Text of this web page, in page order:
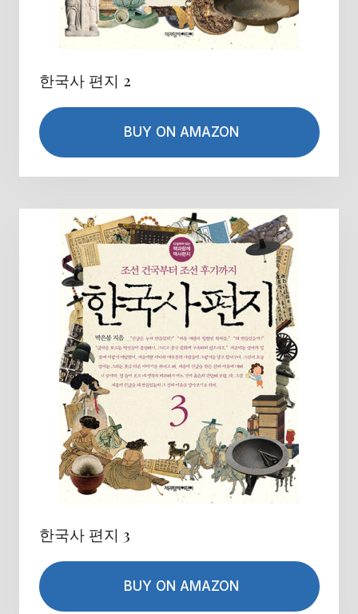
한국사 편지 2
BUY ON AMAZON
한국사 편지 3
BUY ON AMAZON